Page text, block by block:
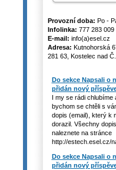
Provozní doba: Po -
Infolinka: 777 283 009
E-mail: info(a)esel.cz
Adresa: Kutnohorská
281 63, Kostelec nad
Do sekce Napsali o
přidán nový
I my se rádi chlubíme
bychom se chtěli s
dopis (email), který k
dorazil. Všechny
naleznete na stránce
http://estech.esel.cz/
Do sekce Napsali o
přidán nový